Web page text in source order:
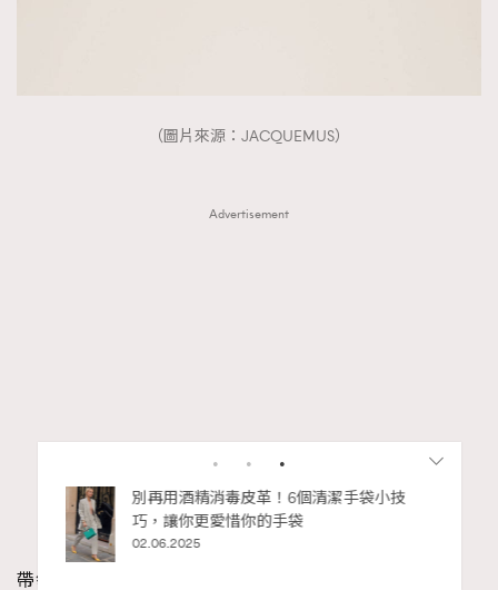
（圖片來源：JACQUEMUS）
Advertisement
帶領「小廢包」在時尚界流行的始祖，不得不提
人生如迷宮，如何走好每一步？Chubb安
Chapters》登陸2026年巴塞爾藝術展香港
展會
27.03.2026